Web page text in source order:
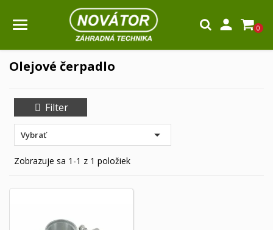
 0
Olejové čerpadlo
Filter
Vybrať 
Zobrazuje sa 1-1 z 1 položiek